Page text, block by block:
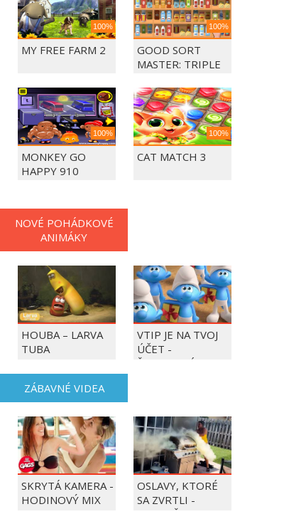
100%
MY FREE FARM 2
100%
GOOD SORT
MASTER: TRIPLE
100%
MONKEY GO
HAPPY 910
100%
CAT MATCH 3
NOVÉ POHÁDKOVÉ
ANIMÁKY
HOUBA – LARVA
TUBA
VTIP JE NA TVOJ
ÚČET -
ŠMOULOVÉ
ZÁBAVNÉ VIDEA
SKRYTÁ KAMERA -
HODINOVÝ MIX
OSLAVY, KTORÉ
SA ZVRTLI -